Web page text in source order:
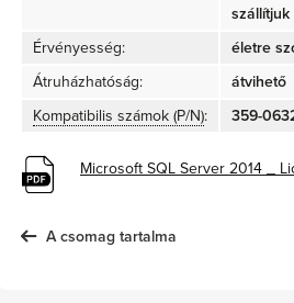
szállítjuk
Érvényesség:
életre
Átruházhatóság:
átvihető
Kompatibilis számok (P/N): 359-
Microsoft SQL Server 2014 _
A csomag tartalma